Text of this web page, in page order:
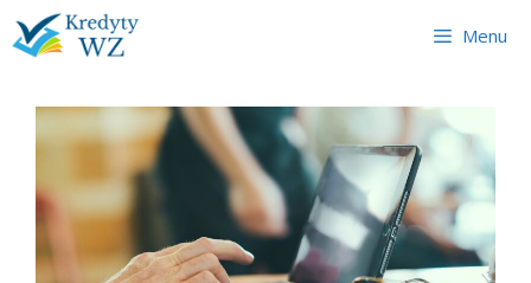
Skip
to
Menu